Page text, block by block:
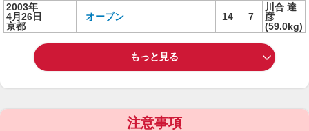
2003年
4月26日
京都
オープン 14 7
川合 達
彦
(59.0kg)
もっと見る
注意事項